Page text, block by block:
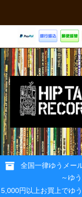
全国一律ゆうメー
～ゆ
5,000円以上お買上でゆ